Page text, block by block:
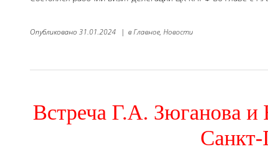
Опубликовано 31.01.2024 | вГлавное, Новости
Встреча Г.А. Зюганова
Санкт-